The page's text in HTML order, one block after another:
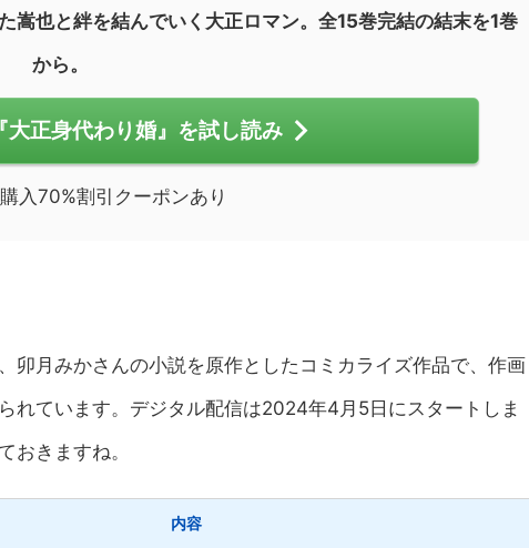
嵩也と絆を結んでいく大正ロマン。全15巻完結の結末を1巻
から。
大正身代わり婚』を試し読み
入70%割引クーポンあり
卯月みかさんの小説を原作としたコミカライズ作品で、作画
れています。デジタル配信は2024年4月5日にスタートしま
おきますね。
内容